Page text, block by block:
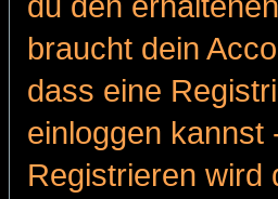
braucht dein
dass eine
einloggen kannst
Registrieren wird